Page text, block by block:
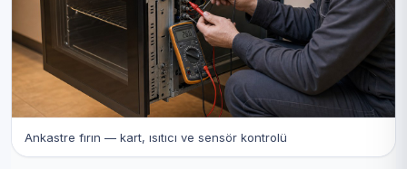
Ankastre fırın — kart, ısıtıcı ve sensör kontrolü